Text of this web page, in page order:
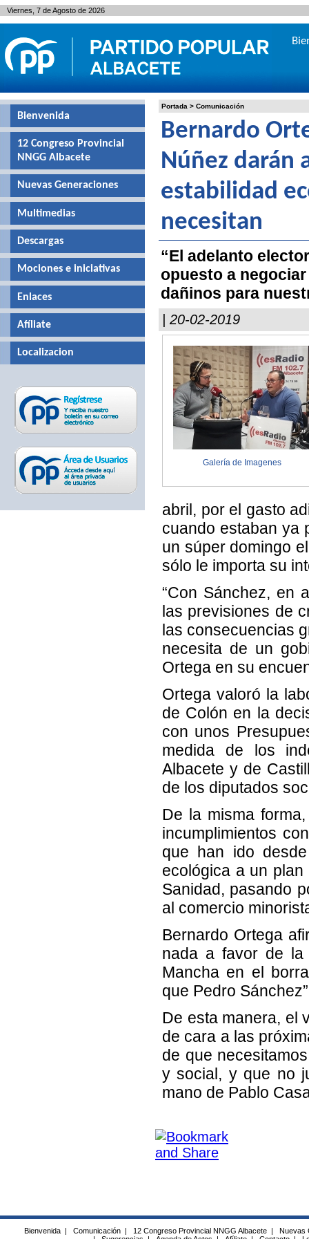
Portada > Comunicación
Bernardo
Núñez darán
estabilidad
necesitan
“El adelanto
opuesto a
dañinos para
| 20-02-2019
Galería de Imagenes
abril, por el gasto
cuando estaban ya
un súper domingo
sólo le importa su
“Con Sánchez, en
las previsiones de
las consecuencias
necesita de un
Ortega en su
Ortega valoró la
de Colón en la
con unos
medida de los
Albacete y de
de los diputados
De la misma
incumplimientos
que han ido
ecológica a un
Sanidad, pasando
al comercio
Bernardo Ortega
nada a favor de la
Mancha en el
que Pedro
De esta manera, el
de cara a las
de que
y social, y que no
mano de Pablo
Bienvenida
12 Congreso Provincial
NNGG Albacete
Nuevas Generaciones
Multimedias
Descargas
Mociones e iniciativas
Enlaces
Afíliate
Localizacion
Viernes, 7 de Agosto de 2026
Bienvenida | Comunicación | 12 Congreso Provincial NNGG Albacete |
Nuevas